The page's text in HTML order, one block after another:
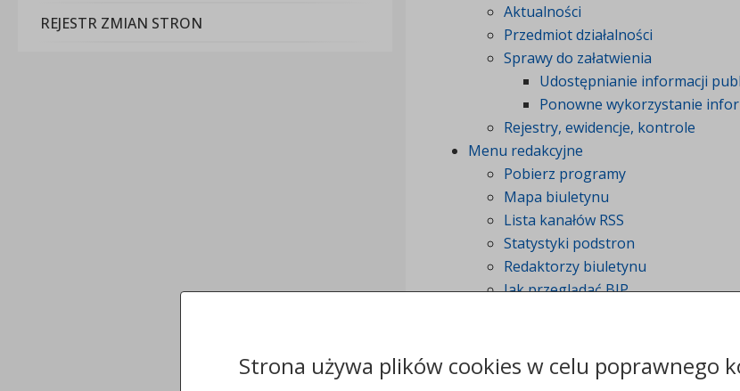
REJESTR ZMIAN STRON
Aktualności
Przedmiot działalności
Sprawy do załatwienia
Udostępnianie informacji
Ponowne wykorzystanie
Rejestry, ewidencje, kontrole
Menu redakcyjne
Pobierz programy
Mapa biuletynu
Lista kanałów RSS
Statystyki podstron
Redaktorzy biuletynu
Jak przeglądać BIP
Strona używa plików cookies w celu poprawnego